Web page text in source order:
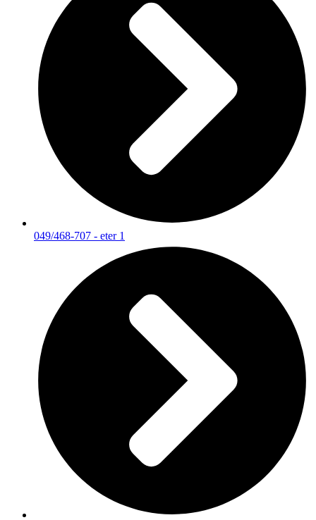
049/468-707 - eter 1